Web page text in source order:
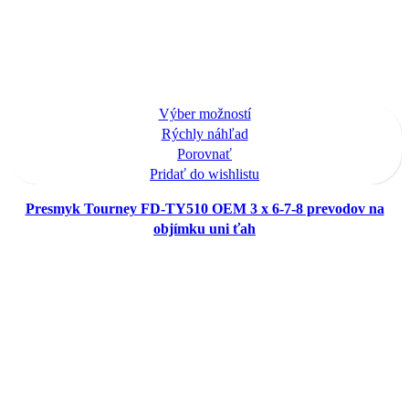
Výber možnostíTento
viacero
Možnosti
si
Rýchly náhľad
Porovnať
Pridať do wishlistu
Presmyk Tourney FD-TY510 OEM 3 x 6-7-8 prevodov na
objímku uni ťah